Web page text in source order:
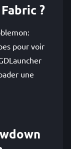
?
pour voir
une